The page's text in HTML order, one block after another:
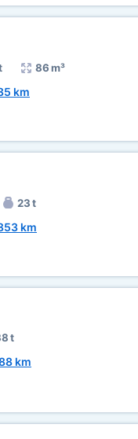
86 m³
km
23 t
km
t
km